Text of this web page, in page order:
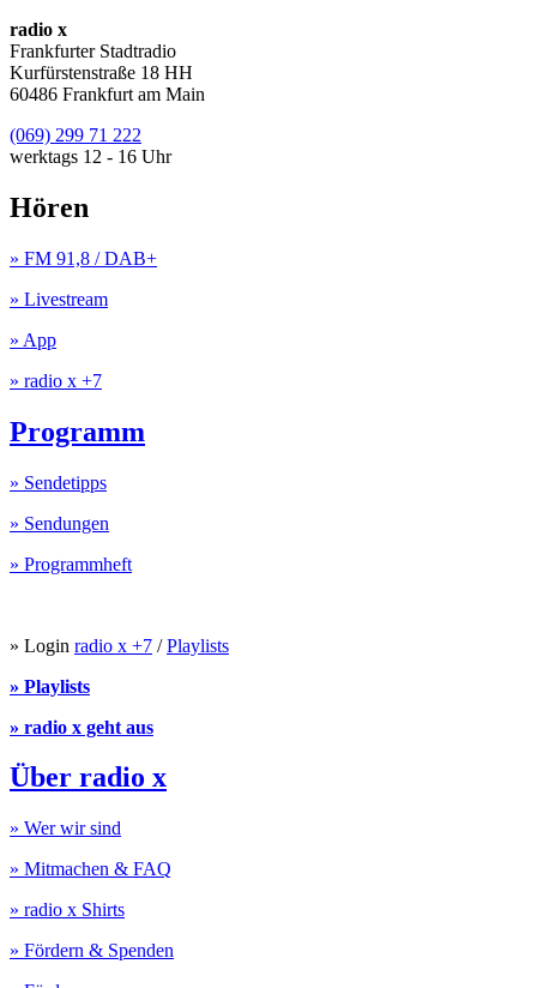
radio x
Frankfurter Stadtradio
Kurfürstenstraße 18 HH
60486 Frankfurt am Main
(069) 299 71 222
werktags 12 - 16 Uhr
Hören
» FM 91,8 / DAB+
» Livestream
» App
» radio x +7
Programm
» Sendetipps
» Sendungen
» Programmheft
» Login radio x +7 /Playlists
» Playlists
» radio x geht aus
Über radio x
» Wer wir sind
» Mitmachen & FAQ
» radio x Shirts
» Fördern & Spenden